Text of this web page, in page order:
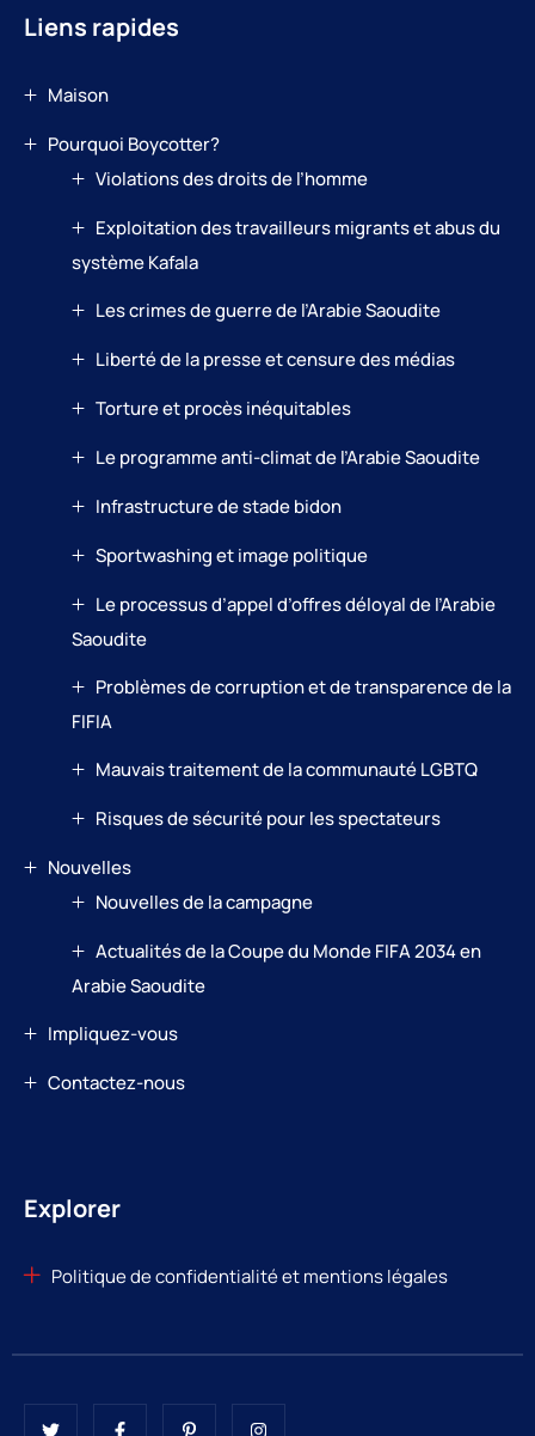
Liens rapides
Maison
Pourquoi Boycotter?
Violations des droits de l’homme
Exploitation des travailleurs migrants et abus du
système Kafala
Les crimes de guerre de l’Arabie Saoudite
Liberté de la presse et censure des médias
Torture et procès inéquitables
Le programme anti-climat de l’Arabie Saoudite
Infrastructure de stade bidon
Sportwashing et image politique
Le processus d’appel d’offres déloyal de l’Arabie
Saoudite
Problèmes de corruption et de transparence de la
FIFIA
Mauvais traitement de la communauté LGBTQ
Risques de sécurité pour les spectateurs
Nouvelles
Nouvelles de la campagne
Actualités de la Coupe du Monde FIFA 2034 en
Arabie Saoudite
Impliquez-vous
Contactez-nous
Explorer
Politique de confidentialité et mentions légales